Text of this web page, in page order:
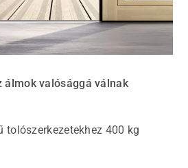
álmok valósággá válnak
tolószerkezetekhez 400 kg